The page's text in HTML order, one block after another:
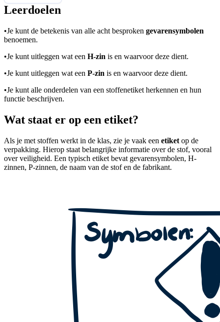
Leerdoelen
•Je kunt de betekenis van alle acht besproken gevarensymbolen
benoemen.
•Je kunt uitleggen wat een H-zin is en waarvoor deze dient.
•Je kunt uitleggen wat een P-zin is en waarvoor deze dient.
•Je kunt alle onderdelen van een stoffenetiket herkennen en hun
functie beschrijven.
Wat staat er op een etiket?
Als je met stoffen werkt in de klas, zie je vaak een etiket op de
verpakking. Hierop staat belangrijke informatie over de stof, vooral
over veiligheid. Een typisch etiket bevat gevarensymbolen, H-
zinnen, P-zinnen, de naam van de stof en de fabrikant.